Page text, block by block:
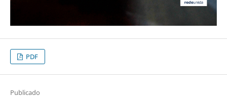
PDF
Publicado